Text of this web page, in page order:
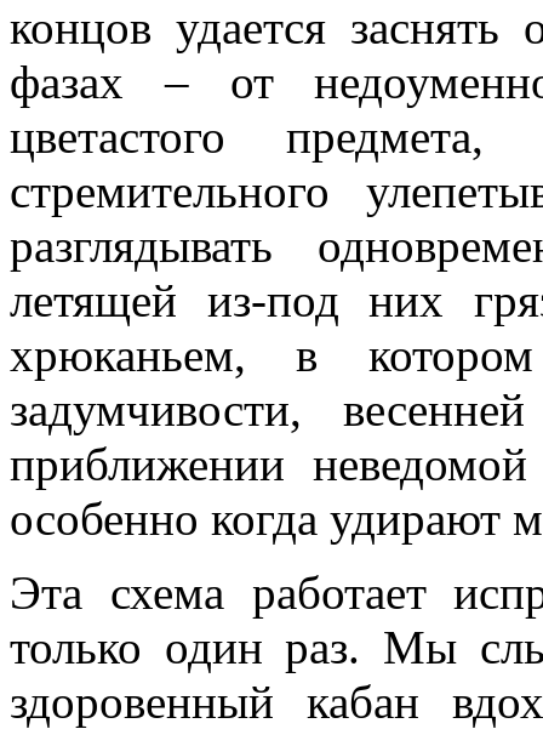
концов удается заснять
фазах – от
цветастого
стремительного
разглядывать
летящей из-под них
хрюканьем, в котором
задумчивости,
приближении
особенно когда удирают
Эта схема работает
только один раз. Мы
здоровенный кабан